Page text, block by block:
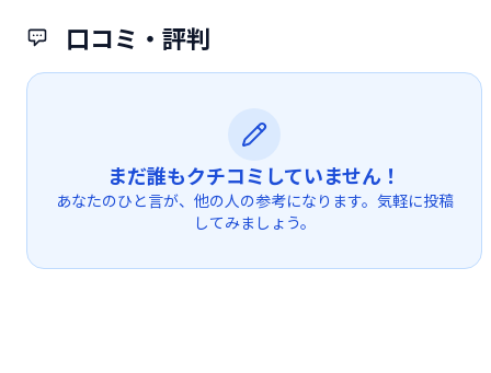
口コミ・評判
まだ誰もクチコミしていません！
あなたのひと言が、他の人の参考になります。気軽に投稿
してみましょう。